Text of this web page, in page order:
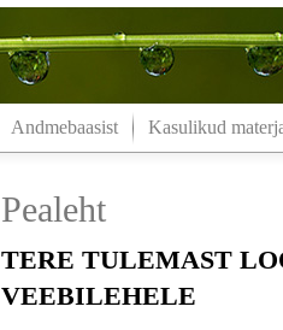
Andmebaasist Kasulikud
Pealeht
TERE TULEMAST
VEEBILEHELE